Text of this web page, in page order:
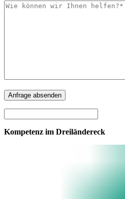
Kompetenz im Dreiländereck